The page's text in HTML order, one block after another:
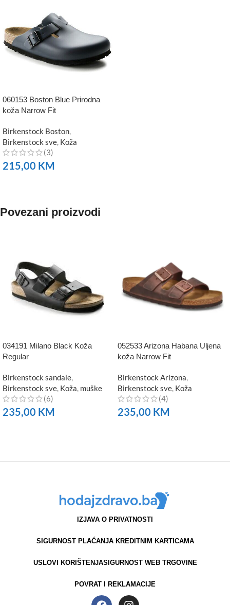
060153 Boston Blue Prirodna
koža Narrow Fit
Birkenstock Boston
Birkenstock sve Koža
(3)
215,00 KM
Povezani proizvodi
034191 Milano Black Koža
Regular
Birkenstock sandale
Birkenstock sve Koža muške
(6)
235,00 KM
052533 Arizona Habana Uljena
koža Narrow Fit
Birkenstock Arizona
Birkenstock sve Koža
(4)
235,00 KM
IZJAVA O PRIVATNOSTI
SIGURNOST PLAĆANJA KREDITNIM KARTICAMA
USLOVI KORIŠTENJASIGURNOST WEB TRGOVINE
POVRAT I REKLAMACIJE